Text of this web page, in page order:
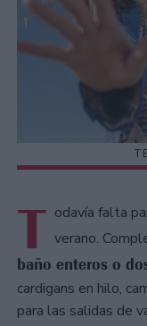
T odavía falta
verano.
baño enteros o
cardigans en hilo,
para las salidas de